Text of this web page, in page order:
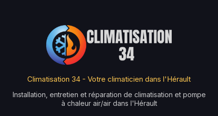
Climatisation 34 - Votre climaticien dans l'Hérault
Installation, entretien et réparation de climatisation et pompe
à chaleur air/air dans l'Hérault